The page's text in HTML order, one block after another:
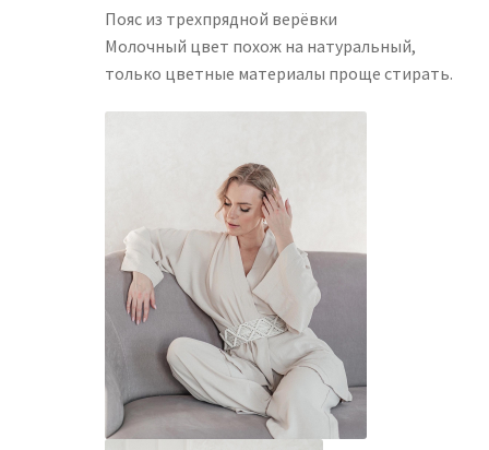
Пояс из трехпрядной верёвки
Молочный цвет похож на натуральный,
только цветные материалы проще стирать.